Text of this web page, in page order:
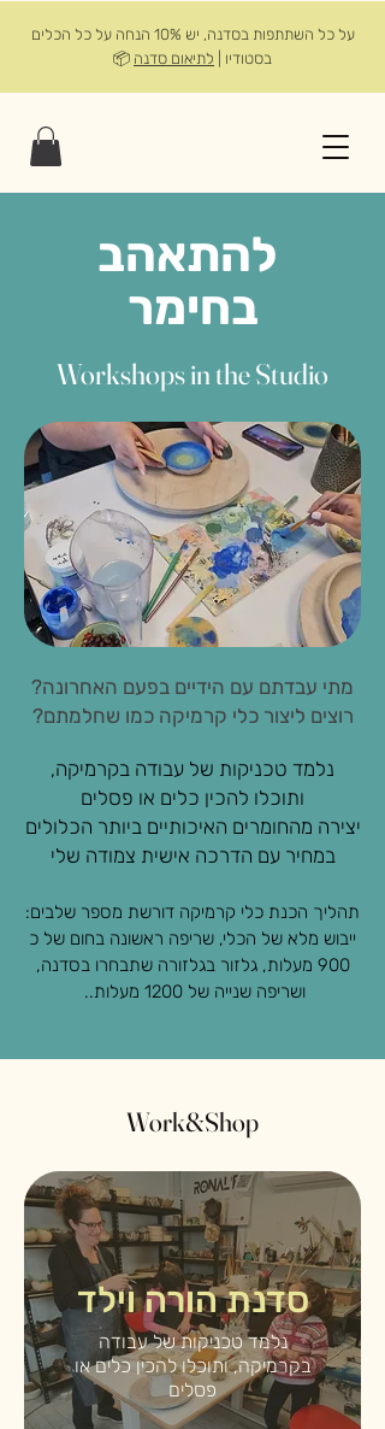
על כל השתתפות בסדנה, יש 10% הנחה על כל הכלים
בסטודיו | לתיאום סדנה 📦
בחימר
Workshops in the Studio
מתי עבדתם עם הידיים בפעם האחרונה?
רוצים ליצור כלי קרמיקה כמו שחלמתם?
נלמד טכניקות של עבודה בקרמיקה,
ותוכלו להכין כלים או פסלים
יצירה מהחומרים האיכותיים ביותר הכלולים
במחיר עם הדרכה אישית צמודה שלי
תהליך הכנת כלי קרמיקה דורשת מספר שלבים:
ייבוש מלא של הכלי, שריפה ראשונה בחום של כ
900 מעלות, גלזור בגלזורה שתבחרו בסדנה,
ושריפה שנייה של 1200 מעלות..
Work&Shop
סדנת הורה וילד
נלמד טכניקות של עבודה
בקרמיקה, ותוכלו להכין כלים או
פסלים